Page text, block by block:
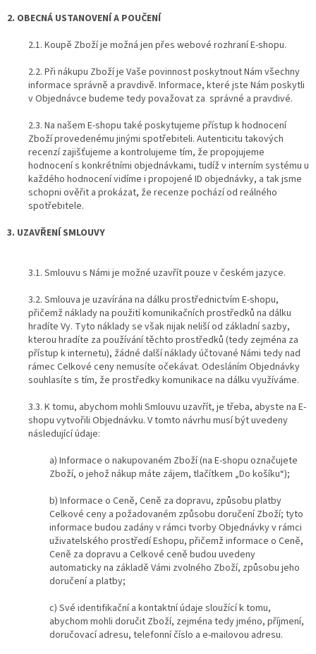
2. OBECNÁ USTANOVENÍ A POUČENÍ
2.1. Koupě Zboží je možná jen přes webové rozhraní E-shopu.
2.2. Při nákupu Zboží je Vaše povinnost poskytnout Nám všechny
informace správně a pravdivě. Informace, které jste Nám poskytli
v Objednávce budeme tedy považovat za správné a pravdivé.
2.3. Na našem E-shopu také poskytujeme přístup k hodnocení
Zboží provedenému jinými spotřebiteli. Autenticitu takových
recenzí zajišťujeme a kontrolujeme tím, že propojujeme
hodnocení s konkrétními objednávkami, tudíž v interním systému u
každého hodnocení vidíme i propojené ID objednávky, a tak jsme
schopni ověřit a prokázat, že recenze pochází od reálného
spotřebitele.
3. UZAVŘENÍ SMLOUVY
3.1. Smlouvu s Námi je možné uzavřít pouze v českém jazyce.
3.2. Smlouva je uzavírána na dálku prostřednictvím E-shopu,
přičemž náklady na použití komunikačních prostředků na dálku
hradíte Vy. Tyto náklady se však nijak neliší od základní sazby,
kterou hradíte za používání těchto prostředků (tedy zejména za
přístup k internetu), žádné další náklady účtované Námi tedy nad
rámec Celkové ceny nemusíte očekávat. Odesláním Objednávky
souhlasíte s tím, že prostředky komunikace na dálku využíváme.
3.3. K tomu, abychom mohli Smlouvu uzavřít, je třeba, abyste na E-
shopu vytvořili Objednávku. V tomto návrhu musí být uvedeny
následující údaje:
a) Informace o nakupovaném Zboží (na E-shopu označujete
Zboží, o jehož nákup máte zájem, tlačítkem „Do košíku“);
b) Informace o Ceně, Ceně za dopravu, způsobu platby
Celkové ceny a požadovaném způsobu doručení Zboží; tyto
informace budou zadány v rámci tvorby Objednávky v rámci
uživatelského prostředí Eshopu, přičemž informace o Ceně,
Ceně za dopravu a Celkové ceně budou uvedeny
automaticky na základě Vámi zvolného Zboží, způsobu jeho
doručení a platby;
c) Své identifikační a kontaktní údaje sloužící k tomu,
abychom mohli doručit Zboží, zejména tedy jméno, příjmení,
doručovací adresu, telefonní číslo a e-mailovou adresu.